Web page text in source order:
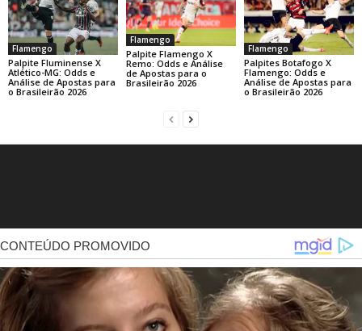
Flamengo
Palpite Fluminense X
Atlético-MG: Odds e
Análise de Apostas para
o Brasileirão 2026
Flamengo
Palpite Flamengo X
Remo: Odds e Análise
de Apostas para o
Brasileirão 2026
Flamengo
Palpites Botafogo X
Flamengo: Odds e
Análise de Apostas para
o Brasileirão 2026